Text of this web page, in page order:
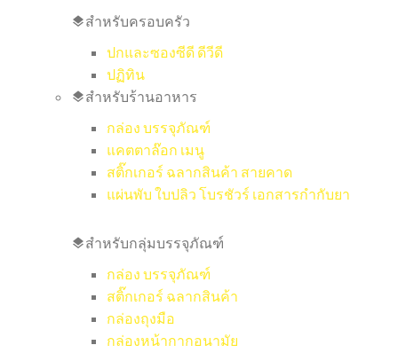
สำหรับครอบครัว
ปกและซองซีดี ดีวีดี
ปฏิทิน
สำหรับร้านอาหาร
กล่อง บรรจุภัณฑ์
แคตตาล๊อก เมนู
สติ๊กเกอร์ ฉลากสินค้า สายคาด
แผ่นพับ ใบปลิว โบรชัวร์ เอกสารกำกับยา
สำหรับกลุ่มบรรจุภัณฑ์
กล่อง บรรจุภัณฑ์
สติ๊กเกอร์ ฉลากสินค้า
กล่องถุงมือ
กล่องหน้ากากอนามัย